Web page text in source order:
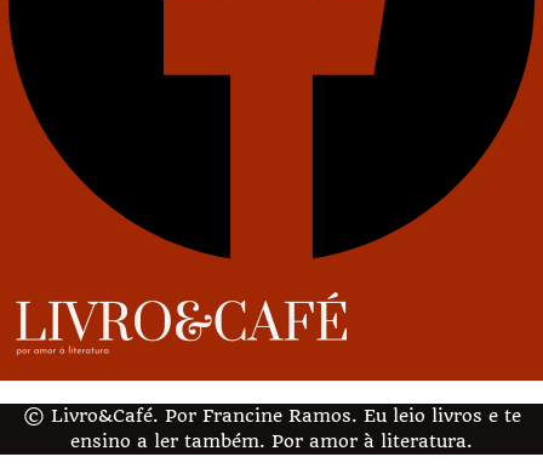
© Livro&Café. Por Francine Ramos. Eu leio livros e te
ensino a ler também. Por amor à literatura.